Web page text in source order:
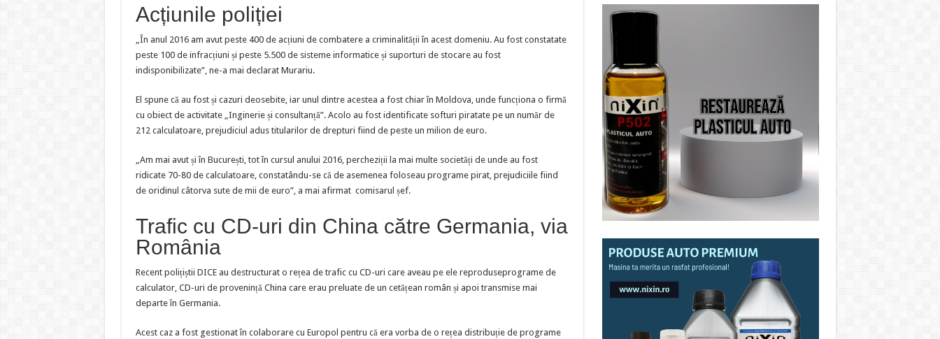
Acțiunile poliției
„În anul 2016 am avut peste 400 de acțiuni de combatere a criminalității în acest domeniu. Au fost constatate
peste 100 de infracțiuni și peste 5.500 de sisteme informatice și suporturi de stocare au fost
indisponibilizate”, ne-a mai declarat Murariu.
El spune că au fost și cazuri deosebite, iar unul dintre acestea a fost chiar în Moldova, unde funcționa o firmă
cu obiect de activitate „Inginerie și consultanță”. Acolo au fost identificate softuri piratate pe un număr de
212 calculatoare, prejudiciul adus titularilor de drepturi fiind de peste un milion de euro.
„Am mai avut și în București, tot în cursul anului 2016, percheziții la mai multe societăți de unde au fost
ridicate 70-80 de calculatoare, constatându-se că de asemenea foloseau programe pirat, prejudiciile fiind
de oridinul câtorva sute de mii de euro”, a mai afirmat comisarul șef.
Trafic cu CD-uri din China către Germania, via
România
Recent polițiștii DICE au destructurat o rețea de trafic cu CD-uri care aveau pe ele reproduseprograme de
calculator, CD-uri de provenință China care erau preluate de un cetățean român și apoi transmise mai
departe în Germania.
Acest caz a fost gestionat în colaborare cu Europol pentru că era vorba de o rețea distribuție de programe